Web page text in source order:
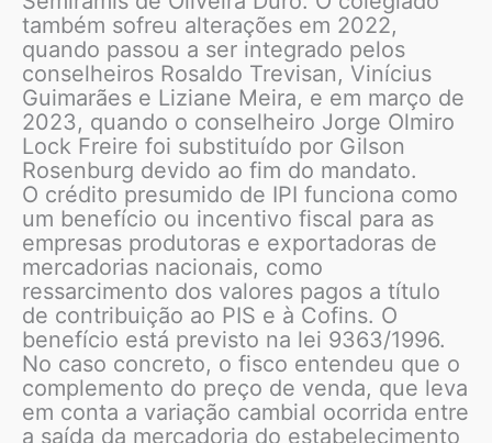
também sofreu alterações em 2022,
quando passou a ser integrado pelos
conselheiros Rosaldo Trevisan, Vinícius
Guimarães e Liziane Meira, e em março de
2023, quando o conselheiro Jorge Olmiro
Lock Freire foi substituído por Gilson
Rosenburg devido ao fim do mandato.
O crédito presumido de IPI funciona como
um benefício ou incentivo fiscal para as
empresas produtoras e exportadoras de
mercadorias nacionais, como
ressarcimento dos valores pagos a título
de contribuição ao PIS e à Cofins. O
benefício está previsto na lei 9363/1996.
No caso concreto, o fisco entendeu que o
complemento do preço de venda, que leva
em conta a variação cambial ocorrida entre
a saída da mercadoria do estabelecimento